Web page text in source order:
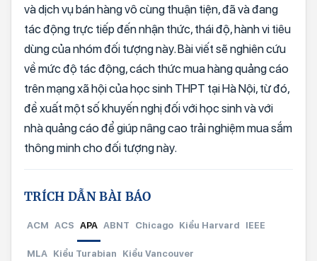
và dịch vụ bán hàng vô cùng thuận tiện, đã và đang
tác động trực tiếp đến nhận thức, thái độ, hành vi tiêu
dùng của nhóm đối tượng này. Bài viết sẽ nghiên cứu
về mức độ tác động, cách thức mua hàng quảng cáo
trên mạng xã hội của học sinh THPT tại Hà Nội, từ đó,
đề xuất một số khuyến nghị đối với học sinh và với
nhà quảng cáo để giúp nâng cao trải nghiệm mua sắm
thông minh cho đối tượng này.
TRÍCH DẪN BÀI BÁO
ACM ACS APA ABNT Chicago Kiểu Harvard IEEE
MLA Kiểu Turabian Kiểu Vancouver